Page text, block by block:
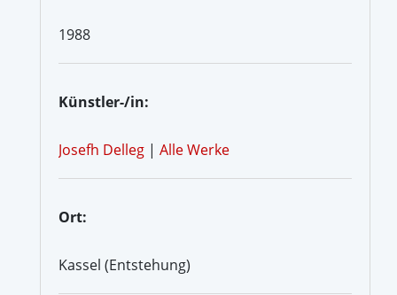
1988
Künstler-/in:
Josefh Delleg | Alle Werke
Ort:
Kassel (Entstehung)